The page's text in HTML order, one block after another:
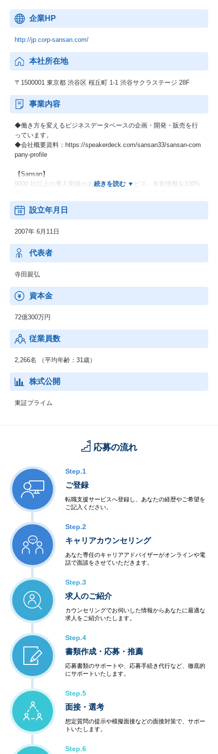
企業HP
http://jp.corp-sansan.com/
本社所在地
〒1500001 東京都 渋谷区 桜丘町 1-1 渋谷サクラステージ 28F
事業内容
◆働き方を変えるビジネスデータベースの企画・開発・販売を行
っています。
◆会社概要資料：https://speakerdeck.com/sansan33/sansan-com
pany-profile
【Sansan】
9000 社以上の導入実績がある営業DXサービス。名刺情報を100%
顧客管理・営業管理の基盤を作る事ができます。企業の業績や売
上高や従業員数などのハードデータと、利用企業と顧客との接点
す。営業・マーケティング活動に最適なデータを活用できるサー
ビスです。
【Bill One】
紙の請求書、PDFの請求書などあらゆる請求書がデータ化され、
2020年5月からリリースし、売上の20％を占めるまで成長！新規機
能も追加され、「バージョン４」の段階、24年後半にも新規追加
【Contract One】
契約を電子上で締結、正確にデータ化し電子で管理ができるサー
ビス。
個人向け名刺管理、キャリアプロフィールアプリ。名刺管理だけ
ではなくキャリア情報に出会え、企業からスカウトが届きます。
設立年月日
2007年 6月11日
代表者
寺田親弘
資本金
72億300万円
従業員数
2,266名 （平均年齢：31歳）
株式公開
東証プライム
応募の流れ
Step.1
ご登録
転職支援サービスへ登録し、あなたの経歴やご希望を
ご記入ください。
Step.2
キャリアカウンセリング
あなた専任のキャリアアドバイザーがオンラインや電
話で面談をさせていただきます。
Step.3
求人のご紹介
カウンセリングでお伺いした情報からあなたに最適な
求人をご紹介いたします。
Step.4
書類作成・応募・推薦
応募書類のサポートや、応募手続き代行など、徹底的
にサポートいたします。
Step.5
面接・選考
想定質問の提示や模擬面接などの面接対策で、サポー
トいたします。
Step.6